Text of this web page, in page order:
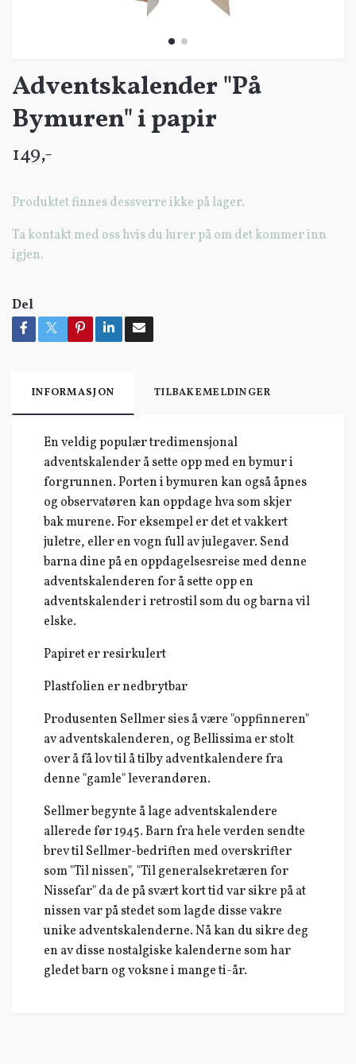
Adventskalender "På
Bymuren" i papir
149,-
Produktet finnes dessverre ikke på lager.
Ta kontakt med oss hvis du lurer på om det kommer inn
igjen.
Del
INFORMASJON TILBAKEMELDINGER
En veldig populær tredimensjonal
adventskalender å sette opp med en bymur i
forgrunnen. Porten i bymuren kan også åpnes
og observatøren kan oppdage hva som skjer
bak murene. For eksempel er det et vakkert
juletre, eller en vogn full av julegaver. Send
barna dine på en oppdagelsesreise med denne
adventskalenderen for å sette opp en
adventskalender i retrostil som du og barna vil
elske.
Papiret er resirkulert
Plastfolien er nedbrytbar
Produsenten Sellmer sies å være "oppfinneren"
av adventskalenderen, og Bellissima er stolt
over å få lov til å tilby adventkalendere fra
denne "gamle" leverandøren.
Sellmer begynte å lage adventskalendere
allerede før 1945. Barn fra hele verden sendte
brev til Sellmer-bedriften med overskrifter
som "Til nissen", "Til generalsekretæren for
Nissefar" da de på svært kort tid var sikre på at
nissen var på stedet som lagde disse vakre
unike adventskalenderne. Nå kan du sikre deg
en av disse nostalgiske kalenderne som har
gledet barn og voksne i mange ti-år.